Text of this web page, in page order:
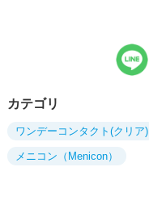
カテゴリ
ワンデーコンタクト(クリア)
メニコン（Menicon）